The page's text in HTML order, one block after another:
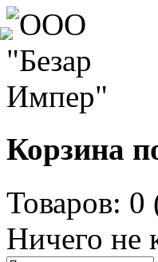
Корзина
Товаров: 0
Ничего не